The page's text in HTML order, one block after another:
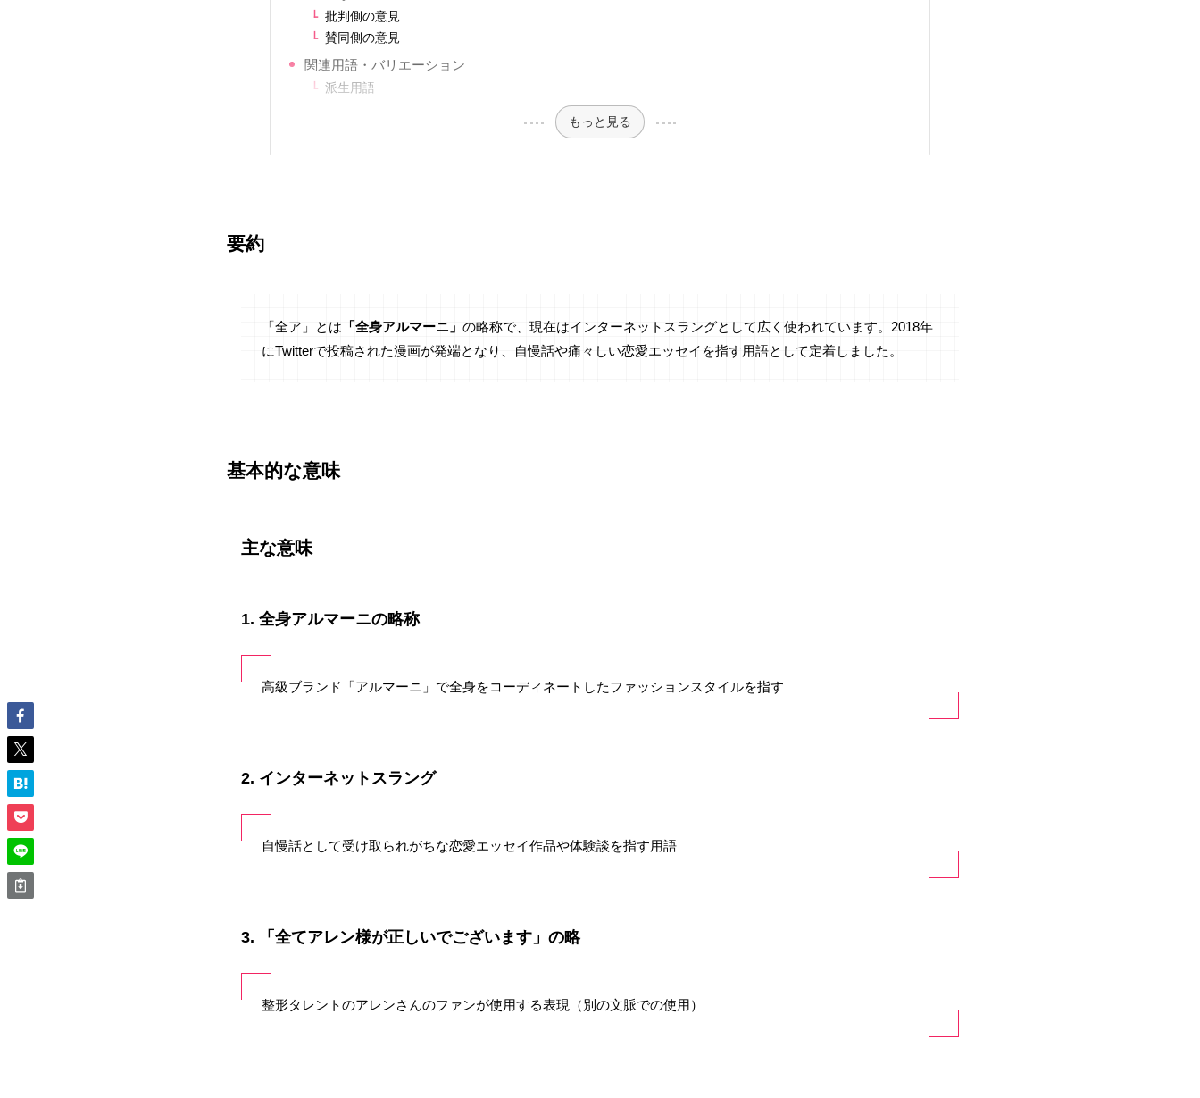
批判側の意見
賛同側の意見
関連用語・バリエーション
派生用語
もっと見る
要約
「全ア」とは 「全身アルマーニ」 の略称で、現在はインターネットスラングとして広く使われています。2018年
にTwitterで投稿された漫画が発端となり、自慢話や痛々しい恋愛エッセイを指す用語として定着しました。
基本的な意味
主な意味
1. 全身アルマーニの略称
高級ブランド「アルマーニ」で全身をコーディネートしたファッションスタイルを指す
2. インターネットスラング
自慢話として受け取られがちな恋愛エッセイ作品や体験談を指す用語
3. 「全てアレン様が正しいでございます」の略
整形タレントのアレンさんのファンが使用する表現（別の文脈での使用）